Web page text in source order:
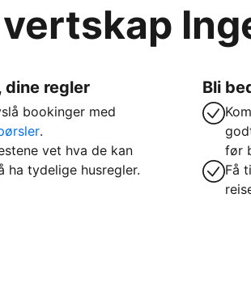
dine regler
bookinger med
.
vet hva de kan
ha tydelige husregler.
Bli
før
Få